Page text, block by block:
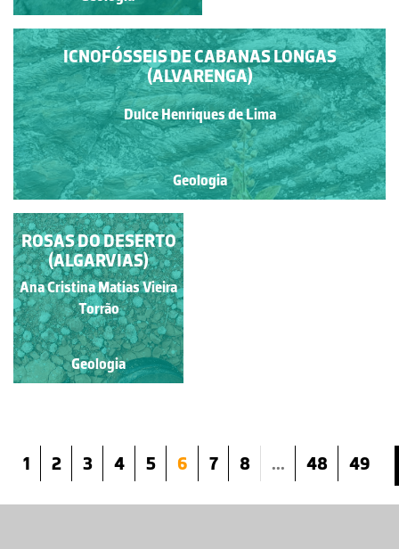
ICNOFÓSSEIS DE CABANAS LONGAS
(ALVARENGA)
Dulce Henriques de Lima
Geologia
ROSAS DO DESERTO
(ALGARVIAS)
Ana Cristina Matias Vieira
Torrão
Geologia
1 2 3 4 5 6 7 8 ... 48 49